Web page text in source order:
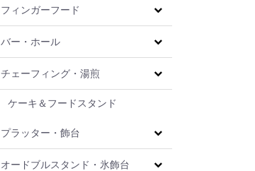
フィンガーフード
バー・ホール
チェーフィング・湯煎
ケーキ＆フードスタンド
プラッター・飾台
オードブルスタンド・氷飾台